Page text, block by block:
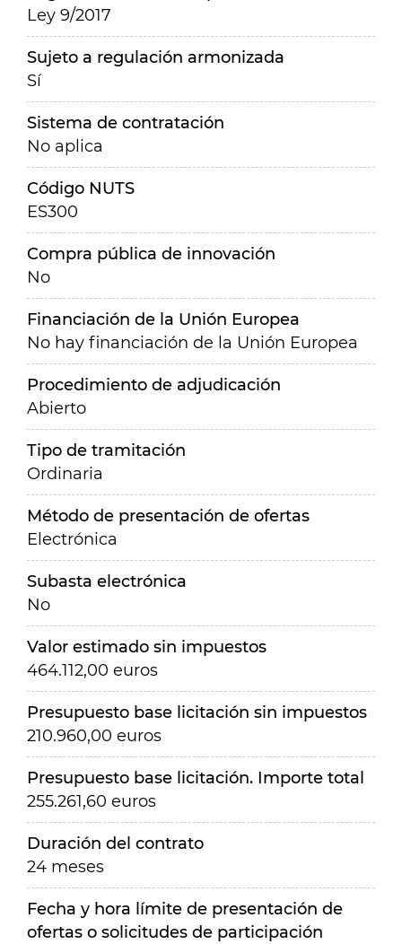
Ley 9/2017
Sujeto a regulación armonizada
Sí
Sistema de contratación
No aplica
Código NUTS
ES300
Compra pública de innovación
No
Financiación de la Unión Europea
No hay financiación de la Unión Europea
Procedimiento de adjudicación
Abierto
Tipo de tramitación
Ordinaria
Método de presentación de ofertas
Electrónica
Subasta electrónica
No
Valor estimado sin impuestos
464.112,00 euros
Presupuesto base licitación sin impuestos
210.960,00 euros
Presupuesto base licitación. Importe total
255.261,60 euros
Duración del contrato
24 meses
Fecha y hora límite de presentación de
ofertas o solicitudes de participación